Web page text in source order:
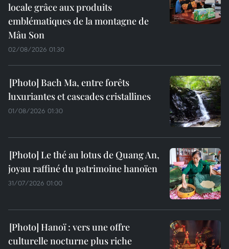
locale grâce aux produits
emblématiques de la montagne de
Mâu Son
02/08/2026 01:30
Bach Ma, entre forêts
luxuriantes et cascades cristallines
01/08/2026 01:30
Le thé au lotus de Quang An,
joyau raffiné du patrimoine hanoïen
31/07/2026 01:00
Hanoï : vers une offre
culturelle nocturne plus riche